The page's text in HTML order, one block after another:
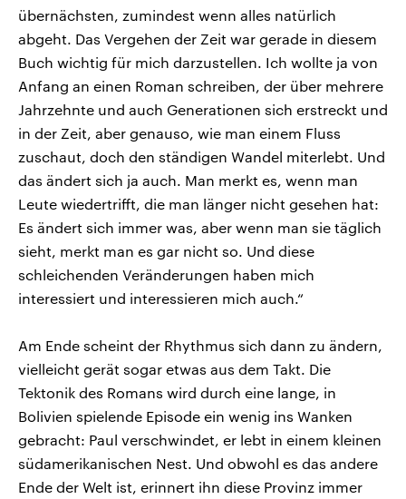
übernächsten, zumindest wenn alles natürlich
abgeht. Das Vergehen der Zeit war gerade in diesem
Buch wichtig für mich darzustellen. Ich wollte ja von
Anfang an einen Roman schreiben, der über mehrere
Jahrzehnte und auch Generationen sich erstreckt und
in der Zeit, aber genauso, wie man einem Fluss
zuschaut, doch den ständigen Wandel miterlebt. Und
das ändert sich ja auch. Man merkt es, wenn man
Leute wiedertrifft, die man länger nicht gesehen hat:
Es ändert sich immer was, aber wenn man sie täglich
sieht, merkt man es gar nicht so. Und diese
schleichenden Veränderungen haben mich
interessiert und interessieren mich auch.“
Am Ende scheint der Rhythmus sich dann zu ändern,
vielleicht gerät sogar etwas aus dem Takt. Die
Tektonik des Romans wird durch eine lange, in
Bolivien spielende Episode ein wenig ins Wanken
gebracht: Paul verschwindet, er lebt in einem kleinen
südamerikanischen Nest. Und obwohl es das andere
Ende der Welt ist, erinnert ihn diese Provinz immer